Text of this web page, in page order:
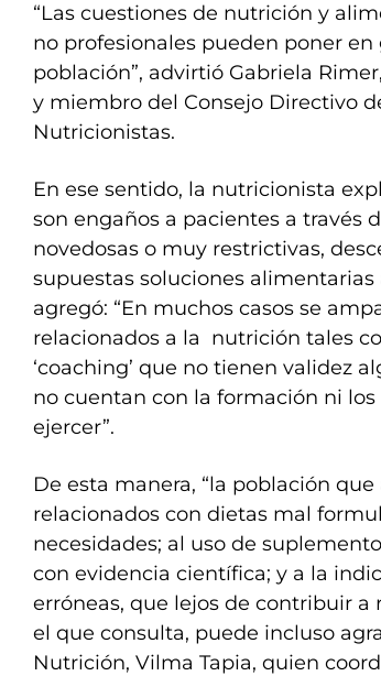
“Las cuestiones de nutrición y
no profesionales pueden poner
población”, advirtió Gabriela
y miembro del Consejo Directivo
Nutricionistas.
En ese sentido, la nutricionista
son engaños a pacientes a través
novedosas o muy restrictivas,
supuestas soluciones alimentarias
agregó: “En muchos casos se
relacionados a la nutrición tales
‘coaching’ que no tienen validez
no cuentan con la formación ni
ejercer”.
De esta manera, “la población
relacionados con dietas mal
necesidades; al uso de
con evidencia científica; y a la
erróneas, que lejos de contribuir
el que consulta, puede incluso
Nutrición, Vilma Tapia, quien